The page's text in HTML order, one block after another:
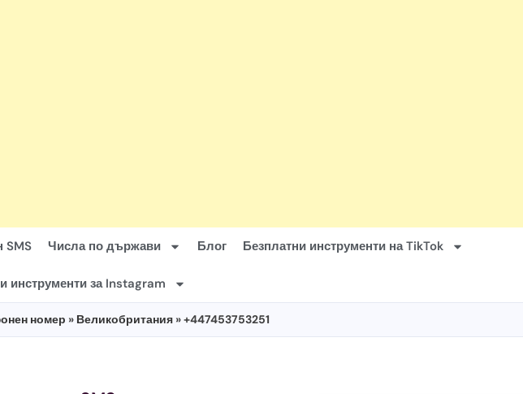
SMS Числа по държави Блог Безплатни инструменти на TikTok
инструменти за Instagram
номер » Великобритания » +447453753251